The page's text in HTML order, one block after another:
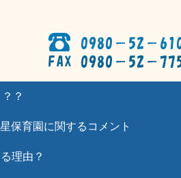
？
保育園に関するコメント
理由？